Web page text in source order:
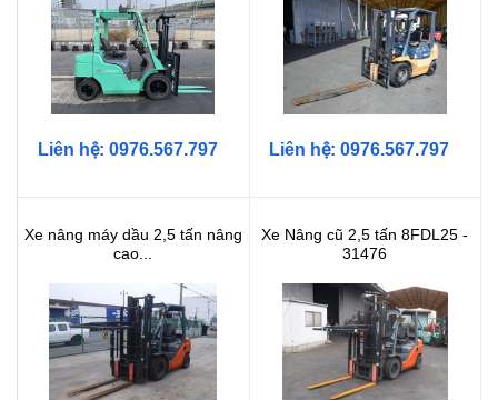
Liên hệ: 0976.567.797 Liên hệ: 0976.567.797
Xe nâng máy dầu 2,5 tấn nâng
cao...
Xe Nâng cũ 2,5 tấn 8FDL25 -
31476